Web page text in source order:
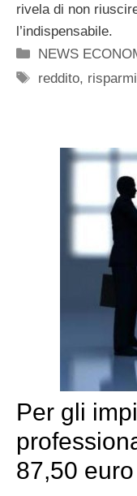
rivela di non
l’indispensabile.
Categorie
NEWS
Tag
reddito,
Per gli
87,50 euro